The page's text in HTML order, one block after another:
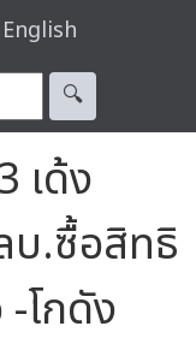
English
🔍︎
เด้ง
บ.ซื้อสิทธิ
-โกดัง